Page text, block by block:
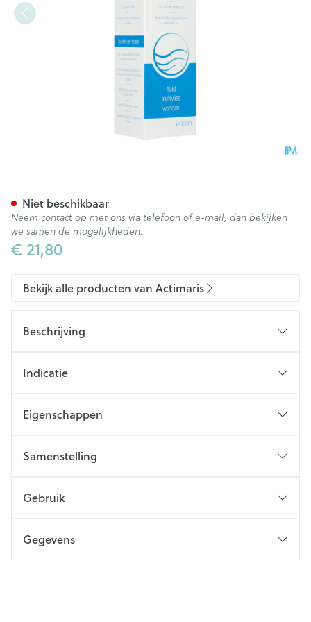
€ 21,80
Niet beschikbaar
Neem contact op met ons via telefoon of e-mail, dan bekijken
we samen de mogelijkheden.
Bekijk alle producten van Actimaris
Beschrijving
Indicatie
Eigenschappen
Samenstelling
Gebruik
Gegevens